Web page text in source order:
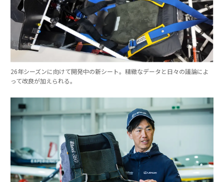
26年シーズンに向けて開発中の新シート。精緻なデータと日々の議論によ
って改良が加えられる。